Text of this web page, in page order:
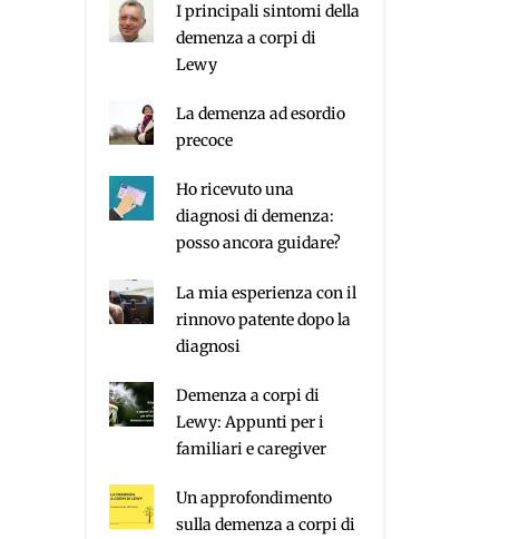
I principali sintomi della
demenza a corpi di
Lewy
La demenza ad esordio
precoce
Ho ricevuto una
diagnosi di demenza:
posso ancora guidare?
La mia esperienza con il
rinnovo patente dopo la
diagnosi
Demenza a corpi di
Lewy: Appunti per i
familiari e caregiver
Un approfondimento
sulla demenza a corpi di